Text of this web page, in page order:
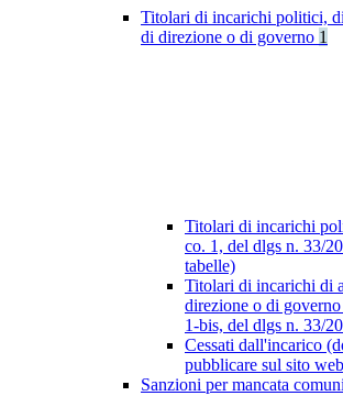
Titolari di incarichi politici,
di direzione o di governo 1
Titolari di incarichi
co. 1, del dlgs n. 33/
tabelle)
Titolari di incarichi di
direzione o di
1-bis, del dlgs n. 33/
Cessati dall'incarico
pubblicare sul sito
Sanzioni per mancata